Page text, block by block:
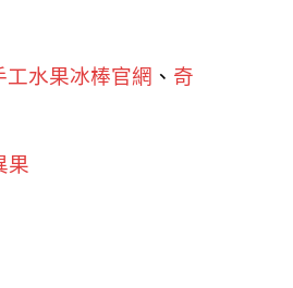
工水果冰棒官網 、 奇
果